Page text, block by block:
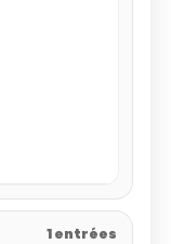
1 entrées